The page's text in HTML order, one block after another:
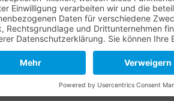
und des Gerbprozesses kann es zu